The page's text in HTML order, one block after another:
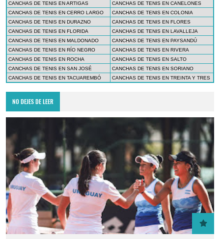
CANCHAS DE TENIS EN ARTIGAS
CANCHAS DE TENIS EN CANELONES
CANCHAS DE TENIS EN CERRO LARGO
CANCHAS DE TENIS EN COLONIA
CANCHAS DE TENIS EN DURAZNO
CANCHAS DE TENIS EN FLORES
CANCHAS DE TENIS EN FLORIDA
CANCHAS DE TENIS EN LAVALLEJA
CANCHAS DE TENIS EN MALDONADO
CANCHAS DE TENIS EN PAYSANDÚ
CANCHAS DE TENIS EN RÍO NEGRO
CANCHAS DE TENIS EN RIVERA
CANCHAS DE TENIS EN ROCHA
CANCHAS DE TENIS EN SALTO
CANCHAS DE TENIS EN SAN JOSÉ
CANCHAS DE TENIS EN SORIANO
CANCHAS DE TENIS EN TACUAREMBÓ
CANCHAS DE TENIS EN TREINTA Y TRES
NO DEJES DE LEER